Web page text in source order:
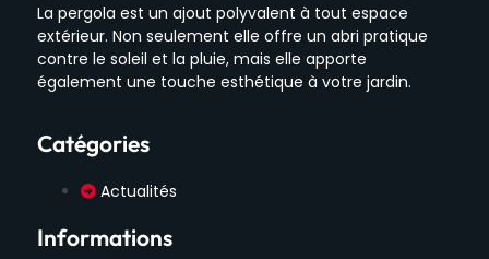
La pergola est un ajout polyvalent à tout espace
extérieur. Non seulement elle offre un abri pratique
contre le soleil et la pluie, mais elle apporte
également une touche esthétique à votre jardin.
Catégories
Actualités
Informations